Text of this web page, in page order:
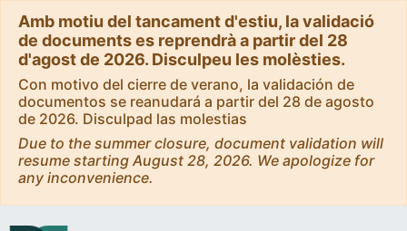
Amb motiu del tancament d'estiu, la validació
de documents es reprendrà a partir del 28
d'agost de 2026. Disculpeu les molèsties.
Con motivo del cierre de verano, la validación de
documentos se reanudará a partir del 28 de agosto
de 2026. Disculpad las molestias
Due to the summer closure, document validation will
resume starting August 28, 2026. We apologize for
any inconvenience.